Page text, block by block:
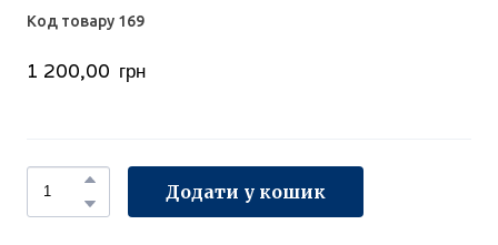
Код товару 169
1 200,00  грн
Додати у кошик